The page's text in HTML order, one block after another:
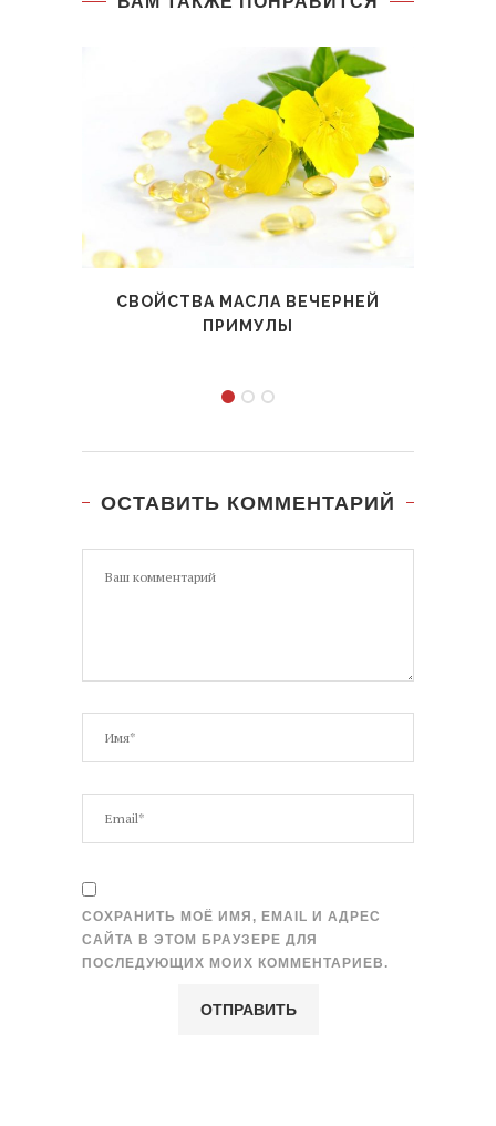
СВОЙСТВА МАСЛА ВЕЧЕРНЕЙ
ПРИМУЛЫ
ОСТАВИТЬ КОММЕНТАРИЙ
СОХРАНИТЬ МОЁ ИМЯ, EMAIL И АДРЕС
САЙТА В ЭТОМ БРАУЗЕРЕ ДЛЯ
ПОСЛЕДУЮЩИХ МОИХ КОММЕНТАРИЕВ.